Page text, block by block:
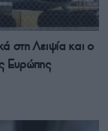
στη Λειψία και ο
Ευρώπης